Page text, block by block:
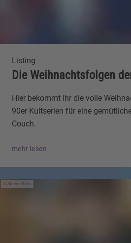
Listing
Die Weihnachtsfolgen
Hier bekommt ihr die volle
90er Kultserien für eine
Couch.
mehr lesen
Steven Klein